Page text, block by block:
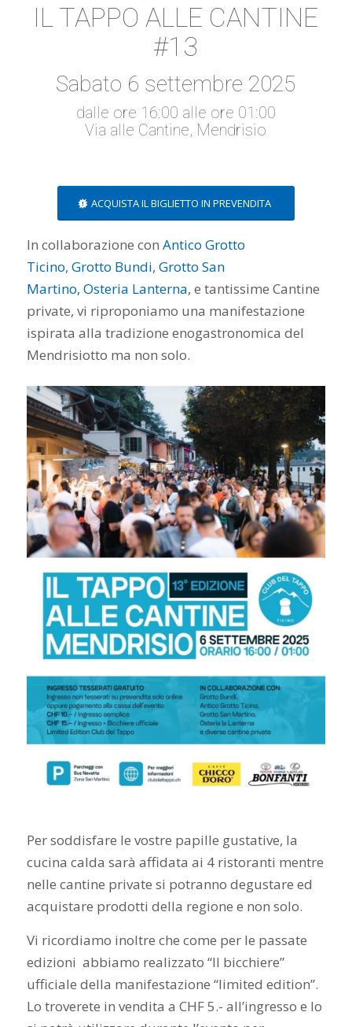
IL TAPPO ALLE CANTINE
#13
Sabato 6 settembre 2025
dalle ore 16:00 alle ore 01:00
Via alle Cantine, Mendrisio
ACQUISTA IL BIGLIETTO IN PREVENDITA
In collaborazione con Antico Grotto
Ticino, Grotto Bundi, Grotto San
Martino, Osteria Lanterna, e tantissime Cantine
private, vi riproponiamo una manifestazione
ispirata alla tradizione enogastronomica del
Mendrisiotto ma non solo.
Per soddisfare le vostre papille gustative, la
cucina calda sarà affidata ai 4 ristoranti mentre
nelle cantine private si potranno degustare ed
acquistare prodotti della regione e non solo.
Vi ricordiamo inoltre che come per le passate
edizioni abbiamo realizzato “Il bicchiere”
ufficiale della manifestazione “limited edition”.
Lo troverete in vendita a CHF 5.- all’ingresso e lo